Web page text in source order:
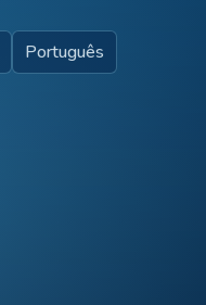
Português